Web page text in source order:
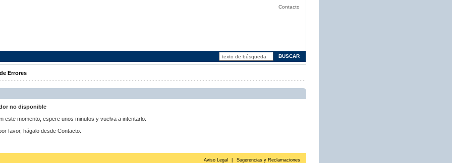
Contacto
Errores
no disponible
este momento, espere unos minutos y vuelva a intentarlo.
favor, hágalo desde Contacto.
Aviso Legal Sugerencias y Reclamaciones